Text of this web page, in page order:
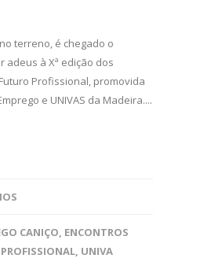
terreno, é chegado o
adeus à Xª edição dos
Profissional, promovida
e UNIVAS da Madeira....
CANIÇO, ENCONTROS
, UNIVA